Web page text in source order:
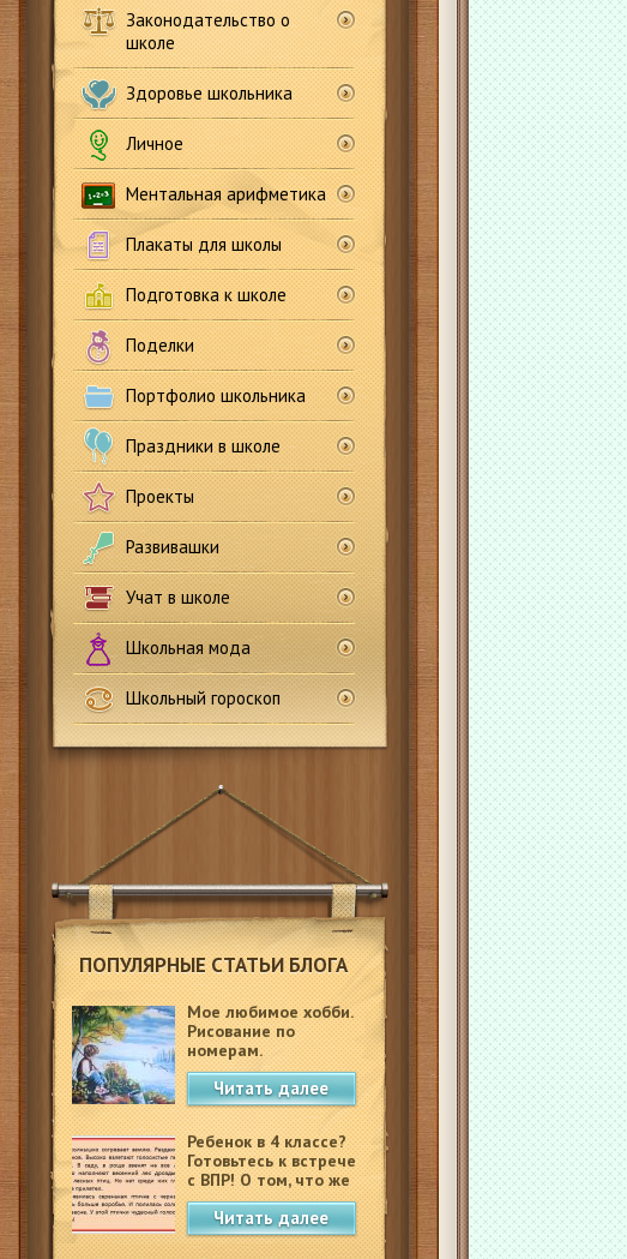
Законодательство о
школе
Здоровье школьника
Личное
Ментальная арифметика
Плакаты для школы
Подготовка к школе
Поделки
Портфолио школьника
Праздники в школе
Проекты
Развивашки
Учат в школе
Школьная мода
Школьный гороскоп
ПОПУЛЯРНЫЕ СТАТЬИ БЛОГА
Мое любимое хобби.
Рисование по
номерам.
Читать далее
Ребенок в 4 классе?
Готовьтесь к встрече
с ВПР! О том, что же
это такое.
Читать далее